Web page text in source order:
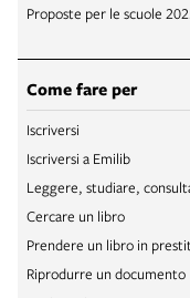
Proposte per le scuole
Come fare per
Iscriversi
Iscriversi a Emilib
Leggere, studiare,
Cercare un libro
Prendere un libro in
Riprodurre un documento